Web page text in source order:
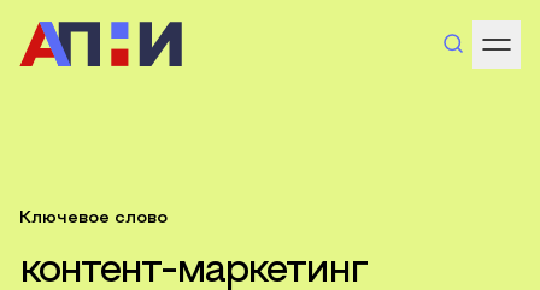
Ключевое слово
контент-маркетинг